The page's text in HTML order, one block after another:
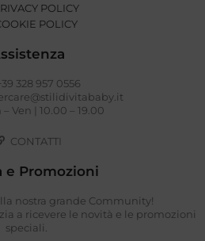
POLICY
POLICY
328 957 0556
Ven | 10.00 – 19.00
CONTATTI
e Promozioni
nostra grande Community!
a ricevere le novità e le promozioni
speciali.